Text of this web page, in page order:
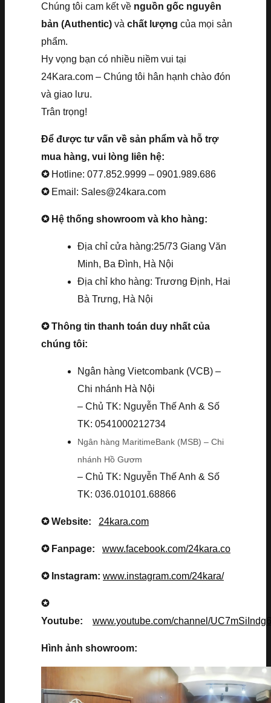
Chúng tôi cam kết về nguồn gốc nguyên
bản (Authentic) và chất lượng của mọi sản
phẩm.
Hy vọng bạn có nhiều niềm vui tại
24Kara.com – Chúng tôi hân hạnh chào đón
và giao lưu.
Trân trọng!
Để được tư vấn về sản phẩm và hỗ trợ
mua hàng, vui lòng liên hệ:
✪ Hotline: 077.852.9999 – 0901.989.686
✪ Email: Sales@24kara.com
✪ Hệ thống showroom và kho hàng:
Địa chỉ cửa hàng:25/73 Giang Văn
Minh, Ba Đình, Hà Nội
Địa chỉ kho hàng: Trương Định, Hai
Bà Trưng, Hà Nội
✪ Thông tin thanh toán duy nhất của
chúng tôi:
Ngân hàng Vietcombank (VCB) –
Chi nhánh Hà Nội
– Chủ TK: Nguyễn Thế Anh & Số
TK: 0541000212734
Ngân hàng MaritimeBank (MSB) – Chi
nhánh Hồ Gươm
– Chủ TK: Nguyễn Thế Anh & Số
TK: 036.010101.68866
✪ Website: 24kara.com
✪ Fanpage: www.facebook.com/24kara.co
✪ Instagram: www.instagram.com/24kara/
✪
Youtube: www.youtube.com/channel/
Hình ảnh showroom: